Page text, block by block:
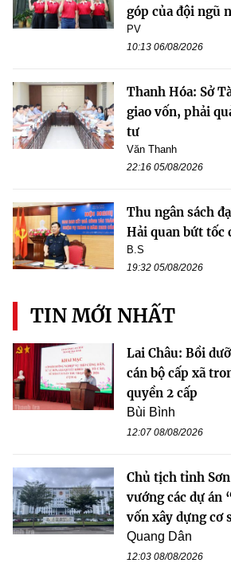
góp của đội ngũ
PV
10:13 06/08/2026
Thanh Hóa: Sở
giao vốn, phải
tư
Văn Thanh
22:16 05/08/2026
Thu ngân sách
Hải quan bứt tốc
B.S
19:32 05/08/2026
TIN MỚI NHẤT
Lai Châu: Bồi
cán bộ cấp xã
quyền 2 cấp
Bùi Bình
12:07 08/08/2026
Chủ tịch tỉnh
vướng các dự án
vốn xây dựng cơ
Quang Dân
12:03 08/08/2026